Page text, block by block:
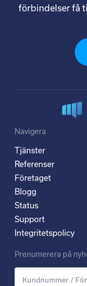
förbindelser få
Navigera
Tjänster
Referenser
Företaget
Blogg
Status
Support
Integritetspolicy
Prenumerera på